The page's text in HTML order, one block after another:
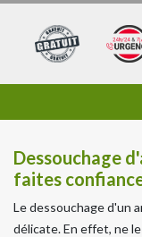
Dessouchage
faites
Le dessouchage d'un
délicate. En effet, ne